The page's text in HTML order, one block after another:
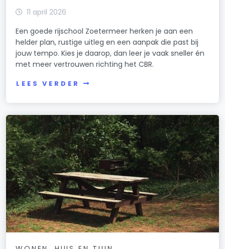
11 april 2026
Een goede rijschool Zoetermeer herken je aan een
helder plan, rustige uitleg en een aanpak die past bij
jouw tempo. Kies je daarop, dan leer je vaak sneller én
met meer vertrouwen richting het CBR.
LEES VERDER